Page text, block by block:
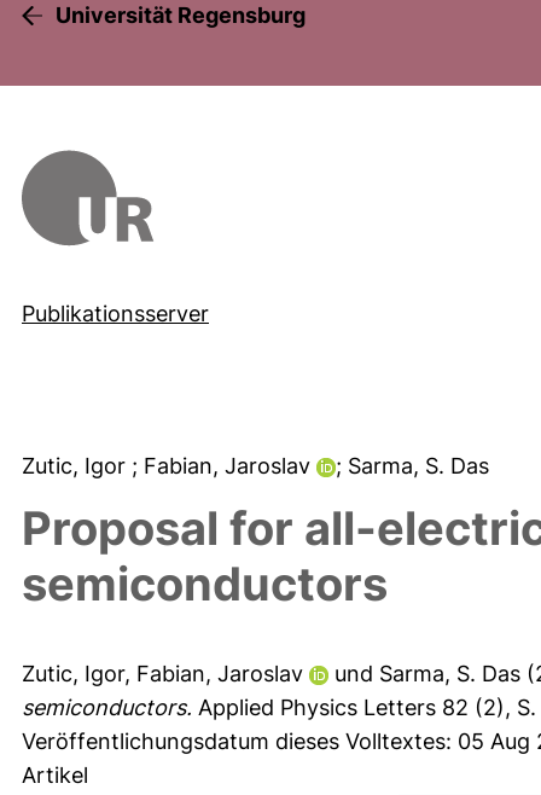
Universität Regensburg
Publikationsserver
Zutic, Igor ; Fabian, Jaroslav ; Sarma, S. Das
Proposal for all-
semiconductors
Zutic, Igor, Fabian, Jaroslav und Sarma, S. Das
semiconductors. Applied Physics Letters 82 (2),
Veröffentlichungsdatum dieses Volltextes: 05 Aug
Artikel